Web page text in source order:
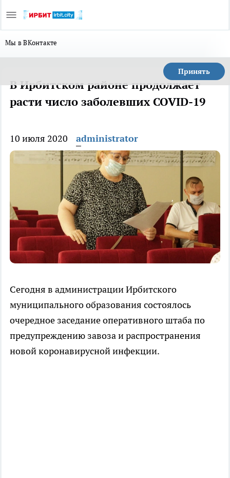
Мы в ВКонтакте
Принять
В Ирбитском районе продолжает
расти число заболевших COVID-19
10 июля 2020 administrator
Сегодня в администрации Ирбитского
муниципального образования состоялось
очередное заседание оперативного штаба по
предупреждению завоза и распространения
новой коронавирусной инфекции.